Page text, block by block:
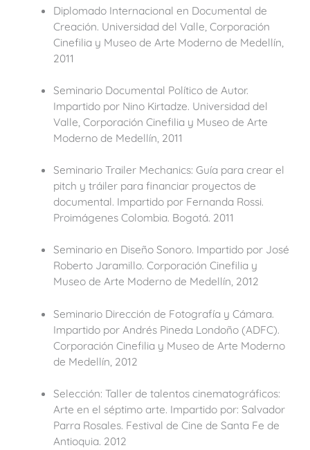
Diplomado Internacional en Documental de
Creación. Universidad del Valle, Corporación
Cinefilia y Museo de Arte Moderno de Medellín,
2011
Seminario Documental Político de Autor.
Impartido por Nino Kirtadze. Universidad del
Valle, Corporación Cinefilia y Museo de Arte
Moderno de Medellín, 2011
Seminario Trailer Mechanics: Guía para crear el
pitch y tráiler para financiar proyectos de
documental. Impartido por Fernanda Rossi.
Proimágenes Colombia. Bogotá. 2011
Seminario en Diseño Sonoro. Impartido por José
Roberto Jaramillo. Corporación Cinefilia y
Museo de Arte Moderno de Medellín, 2012
Seminario Dirección de Fotografía y Cámara.
Impartido por Andrés Pineda Londoño (ADFC).
Corporación Cinefilia y Museo de Arte Moderno
de Medellín, 2012
Selección: Taller de talentos cinematográficos:
Arte en el séptimo arte. Impartido por: Salvador
Parra Rosales. Festival de Cine de Santa Fe de
Antioquia. 2012